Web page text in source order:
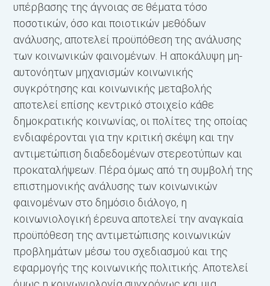
υπέρβασης της άγνοιας σε θέματα τόσο
ποσοτικών, όσο και ποιοτικών μεθόδων
ανάλυσης, αποτελεί προϋπόθεση της ανάλυσης
των κοινωνικών φαινομένων. Η αποκάλυψη μη-
αυτονόητων μηχανισμών κοινωνικής
συγκρότησης και κοινωνικής μεταβολής
αποτελεί επίσης κεντρικό στοιχείο κάθε
δημοκρατικής κοινωνίας, οι πολίτες της οποίας
ενδιαφέρονται για την κριτική σκέψη και την
αντιμετώπιση διαδεδομένων στερεοτύπων και
προκαταλήψεων. Πέρα όμως από τη συμβολή της
επιστημονικής ανάλυσης των κοινωνικών
φαινομένων στο δημόσιο διάλογο, η
κοινωνιολογική έρευνα αποτελεί την αναγκαία
προϋπόθεση της αντιμετώπισης κοινωνικών
προβλημάτων μέσω του σχεδιασμού και της
εφαρμογής της κοινωνικής πολιτικής. Αποτελεί